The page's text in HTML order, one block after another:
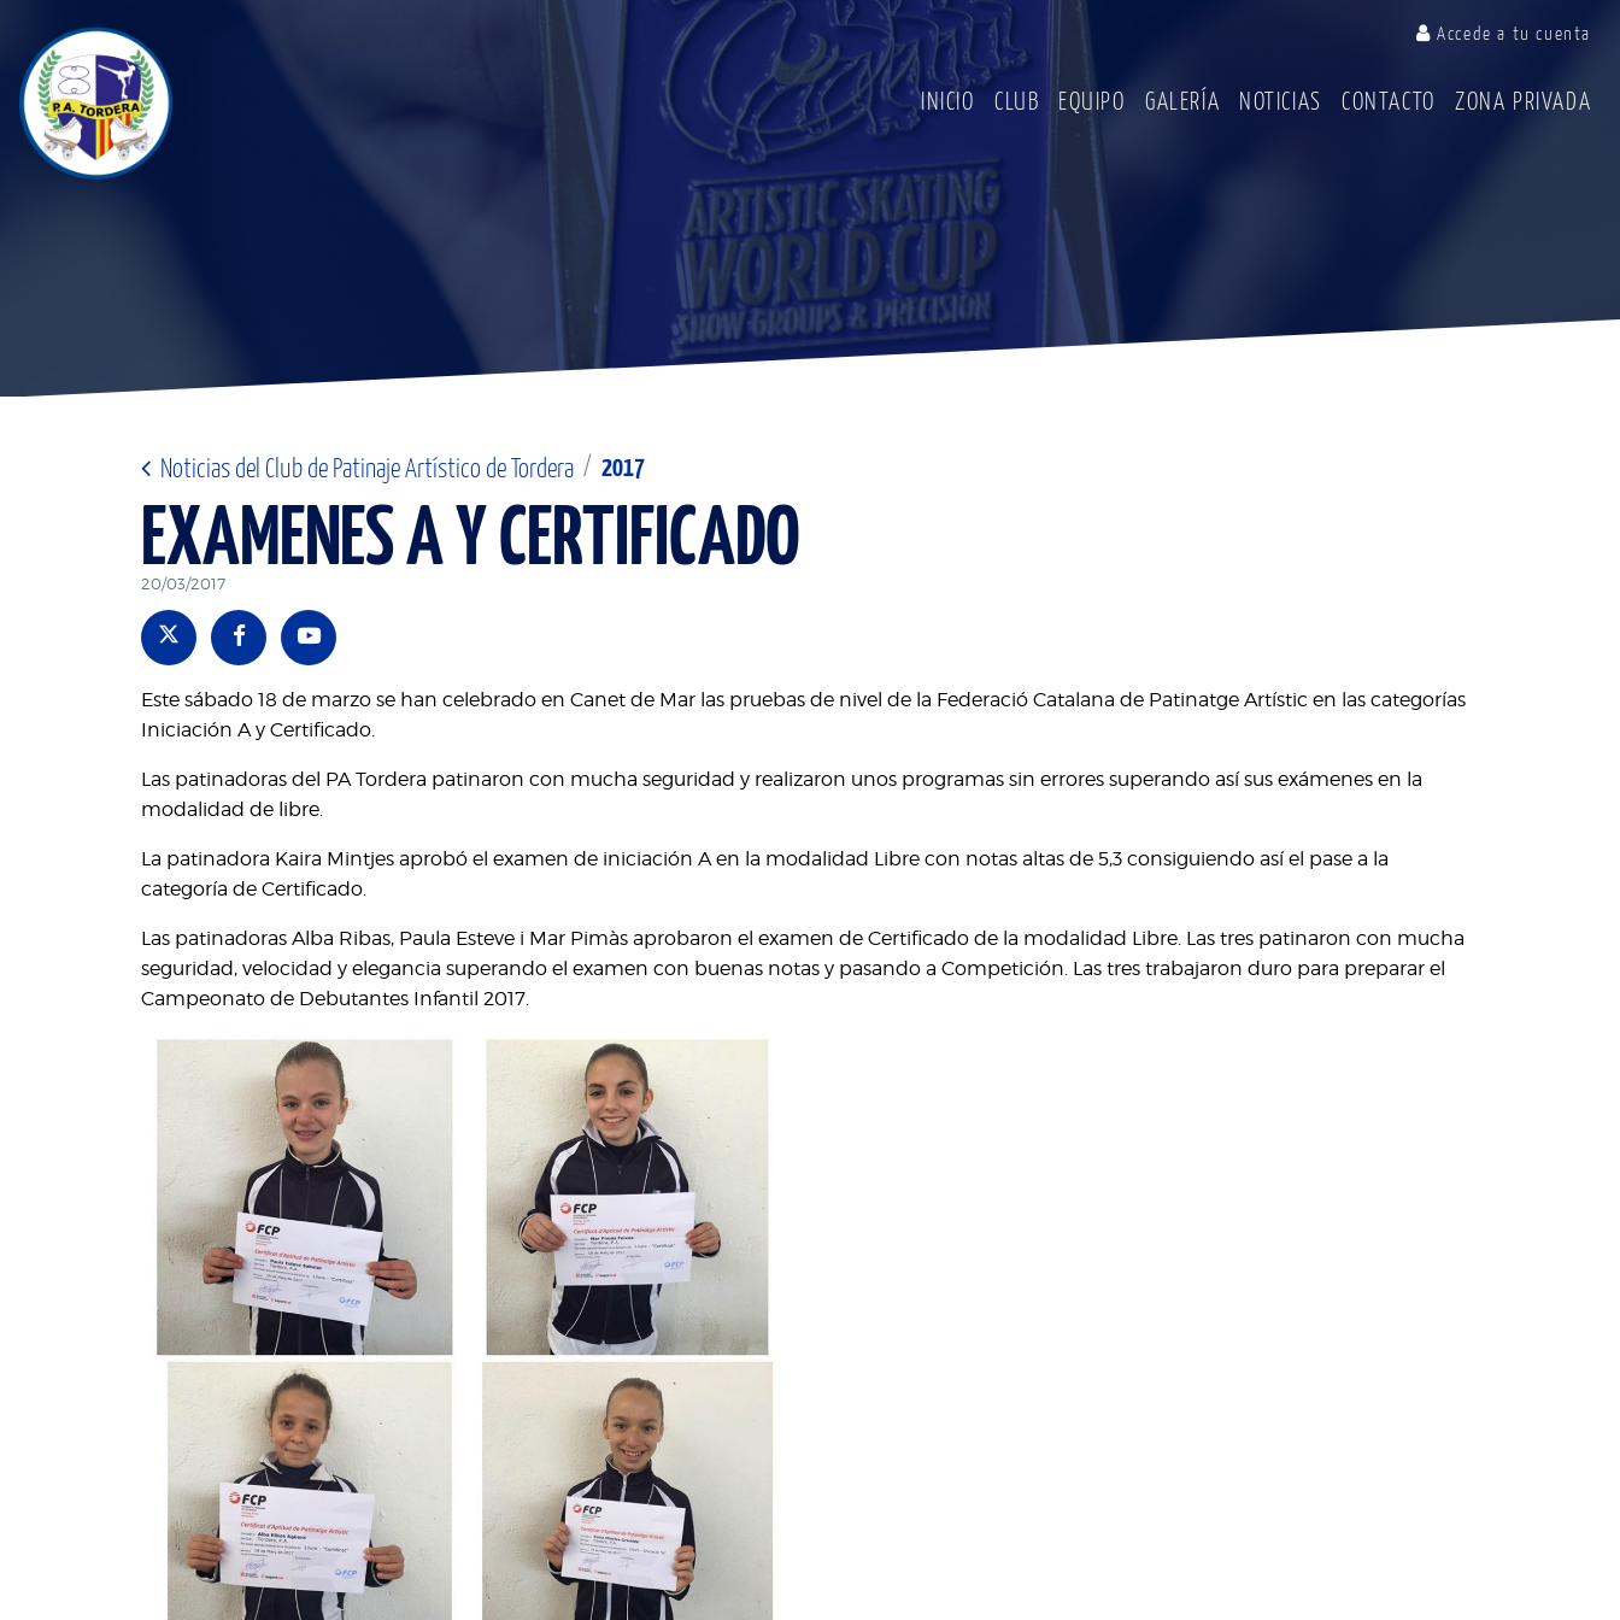
Accede a tu cuenta
INICIO CLUB EQUIPO GALERÍA NOTICIAS CONTACTO ZONA PRIVADA
Noticias del Club de Patinaje Artístico de Tordera 2017
EXAMENES A Y CERTIFICADO
20/03/2017
Este sábado 18 de marzo se han celebrado en Canet de Mar las pruebas de nivel de la Federació Catalana de Patinatge Artístic en las categorías
Iniciación A y Certificado.
Las patinadoras del PA Tordera patinaron con mucha seguridad y realizaron unos programas sin errores superando así sus exámenes en la
modalidad de libre.
La patinadora Kaira Mintjes aprobó el examen de iniciación A en la modalidad Libre con notas altas de 5,3 consiguiendo así el pase a la
categoría de Certificado.
Las patinadoras Alba Ribas, Paula Esteve i Mar Pimàs aprobaron el examen de Certificado de la modalidad Libre. Las tres patinaron con mucha
seguridad, velocidad y elegancia superando el examen con buenas notas y pasando a Competición. Las tres trabajaron duro para preparar el
Campeonato de Debutantes Infantil 2017.